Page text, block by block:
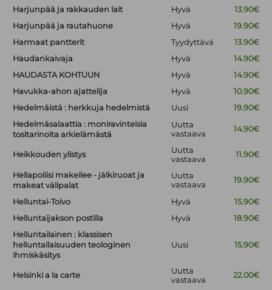
Harjunpää ja rakkauden lait
Hyvä
13.90€
Harjunpää ja rautahuone
Hyvä
19.90€
Harmaat pantterit
Tyydyttävä
13.90€
Haudankaivaja
Hyvä
14.90€
HAUDASTA KOHTUUN
Hyvä
14.90€
Havukka-ahon ajattelija
Hyvä
10.90€
Hedelmäistä : herkkuja hedelmistä
Uusi
19.90€
Hedelmäsalaattia : moniravinteisia
tositarinoita arkielämästä
Uutta
vastaava
14.90€
Heikkouden ylistys
Uutta
vastaava
11.90€
Hellapoliisi makeilee - jälkiruoat ja
makeat välipalat
Uutta
vastaava
19.90€
Helluntai-Toivo Hyvä
15.90€
Helluntaijakson postilla
Hyvä
18.90€
Helluntailainen : klassisen
helluntailaisuuden teologinen
ihmiskäsitys
Uusi 15.90€
Helsinki a la carte
Uutta
vastaava
22.00€